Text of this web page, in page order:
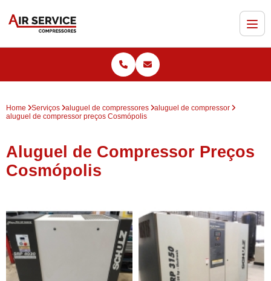
Home Serviços aluguel de compressores
aluguel de compressor
aluguel de compressor preços Cosmópolis
Aluguel de Compressor Preços
Cosmópolis